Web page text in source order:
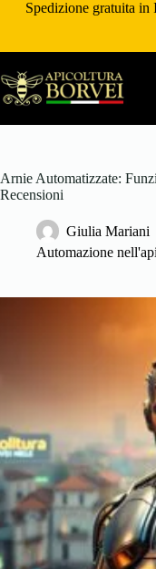
SaltaSpedizione gratuita
Arnie Automatizzate:
Recensioni
Giulia Mariani
Automazione